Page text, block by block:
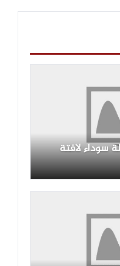
سوداء لافتة